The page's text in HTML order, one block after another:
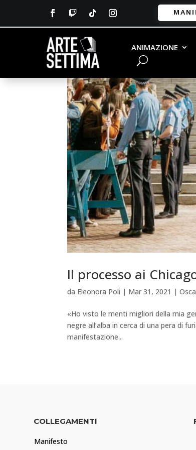
ANIMAZIONE
Il processo ai
da Eleonora Poli | Mar 31, 2021 |
«Ho visto le menti migliori della mia
negre all’alba in cerca di una pera di
manifestazione...
COLLEGAMENTI
Manifesto